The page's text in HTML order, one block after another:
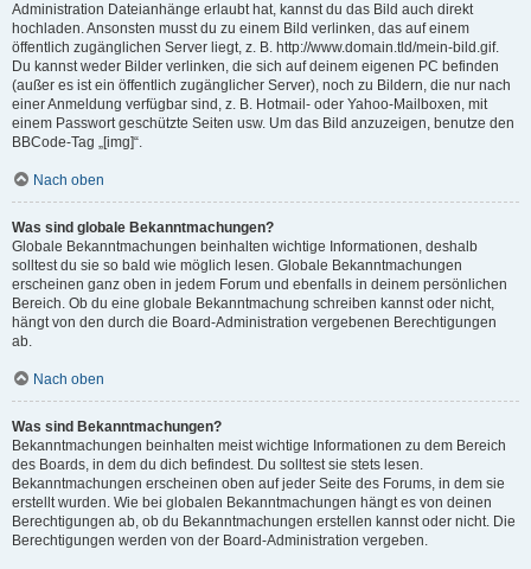
Administration Dateianhänge erlaubt hat, kannst du das Bild auch direkt
hochladen. Ansonsten musst du zu einem Bild verlinken, das auf einem
öffentlich zugänglichen Server liegt, z. B. http://www.domain.tld/mein-bild.gif.
Du kannst weder Bilder verlinken, die sich auf deinem eigenen PC befinden
(außer es ist ein öffentlich zugänglicher Server), noch zu Bildern, die nur nach
einer Anmeldung verfügbar sind, z. B. Hotmail- oder Yahoo-Mailboxen, mit
einem Passwort geschützte Seiten usw. Um das Bild anzuzeigen, benutze den
BBCode-Tag „[img]“.
Nach oben
Was sind globale Bekanntmachungen?
Globale Bekanntmachungen beinhalten wichtige Informationen, deshalb
solltest du sie so bald wie möglich lesen. Globale Bekanntmachungen
erscheinen ganz oben in jedem Forum und ebenfalls in deinem persönlichen
Bereich. Ob du eine globale Bekanntmachung schreiben kannst oder nicht,
hängt von den durch die Board-Administration vergebenen Berechtigungen
ab.
Nach oben
Was sind Bekanntmachungen?
Bekanntmachungen beinhalten meist wichtige Informationen zu dem Bereich
des Boards, in dem du dich befindest. Du solltest sie stets lesen.
Bekanntmachungen erscheinen oben auf jeder Seite des Forums, in dem sie
erstellt wurden. Wie bei globalen Bekanntmachungen hängt es von deinen
Berechtigungen ab, ob du Bekanntmachungen erstellen kannst oder nicht. Die
Berechtigungen werden von der Board-Administration vergeben.